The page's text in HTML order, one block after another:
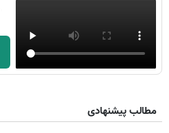
مطالب پیشنهادی